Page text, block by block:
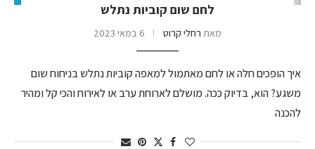
לחם שום קוביות נתלש
מאת רחלי קרוט 6 במאי 2023
איך הופכים חלה או לחם מאתמול למאפה קוביות נתלש בניחוח שום
משגע? הוא, בדיוק ככה. מושלם לארוחת ערב או לאירוח והכי קל ומהיר
להכנה